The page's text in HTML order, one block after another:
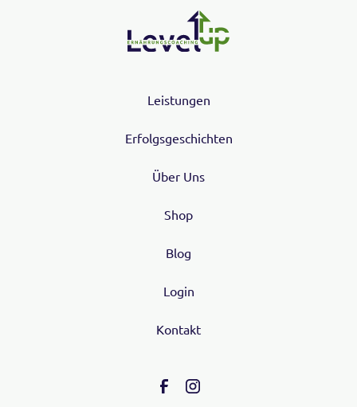
Leistungen
Erfolgsgeschichten
Über Uns
Shop
Blog
Login
Kontakt